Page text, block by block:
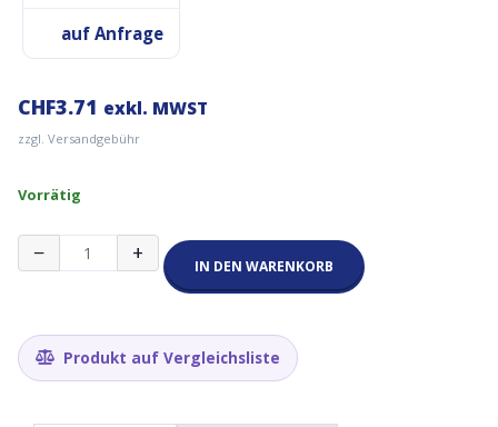
auf Anfrage
CHF3.71 exkl. MWST
zzgl. Versandgebühr
Vorrätig
−
MK8
M6
Throat
Hals
+ IN DEN WARENKORB
Produkt auf Vergleichsliste